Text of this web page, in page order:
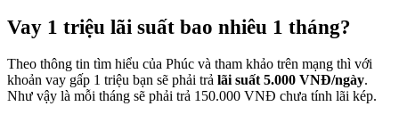
Vay 1 triệu lãi suất bao nhiêu 1 tháng?
Theo thông tin tìm hiểu của Phúc và tham khảo trên mạng thì với
khoản vay gấp 1 triệu bạn sẽ phải trả lãi suất 5.000 VNĐ/ngày.
Như vậy là mỗi tháng sẽ phải trả 150.000 VNĐ chưa tính lãi kép.